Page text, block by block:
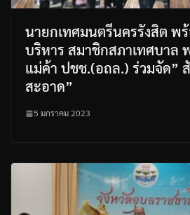
นายกเทศมนตรีนครรังสิต พ
บริหาร สมาชิกสภาเทศบาล
แม่ค้า ปชช.(อถล.) ร่วมจัด”
สะอาด”
5 มกราคม 2023